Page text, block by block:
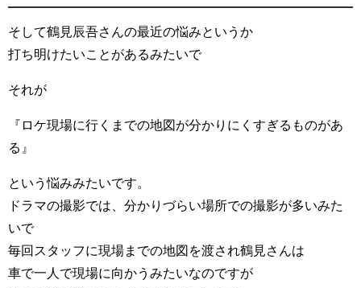
そして鶴見辰吾さんの最近の悩みというか
打ち明けたいことがあるみたいで
それが
『ロケ現場に行くまでの地図が分かりにくすぎるものがあ
る』
という悩みみたいです。
ドラマの撮影では、分かりづらい場所での撮影が多いみた
いで
毎回スタッフに現場までの地図を渡され鶴見さんは
車で一人で現場に向かうみたいなのですが